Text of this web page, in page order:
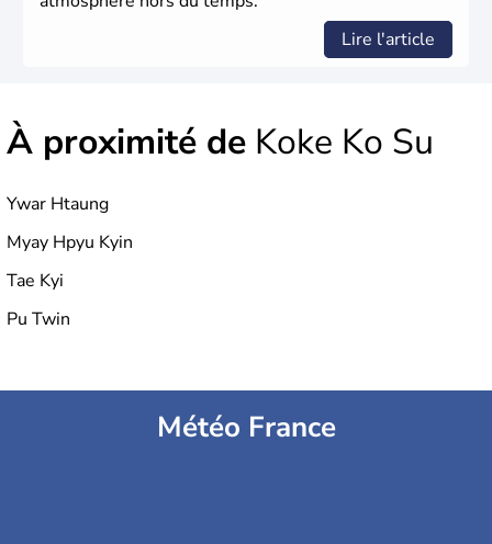
Lire l'article
À proximité de Koke Ko Su
Ywar Htaung
Myay Hpyu Kyin
Tae Kyi
Pu Twin
Météo France